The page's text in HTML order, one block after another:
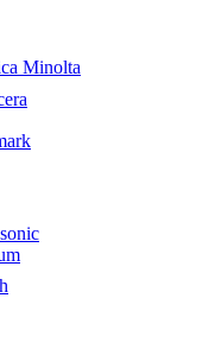
Minolta